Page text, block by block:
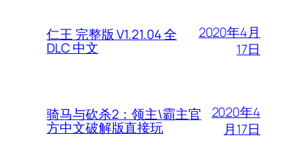
仁王 完整版 V1.21.04 全
DLC 中文
2020年4月
17日
骑马与砍杀2：领主\霸主官
方中文破解版直接玩
2020年4
月17日